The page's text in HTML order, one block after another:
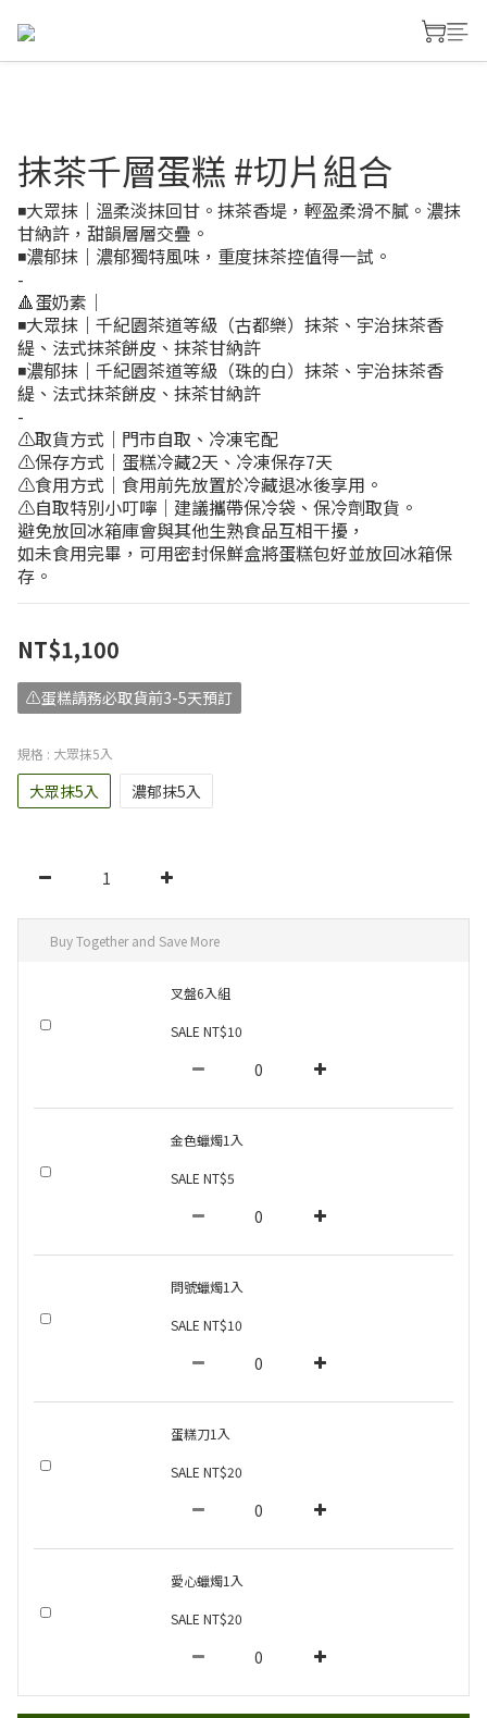
抹茶千層蛋糕 #切片組合
◾️大眾抹｜溫柔淡抹回甘。抹茶香堤，輕盈柔滑不膩。濃抹
甘納許，甜韻層層交疊。
◾️濃郁抹｜濃郁獨特風味，重度抹茶控值得一試。
-
🔺蛋奶素｜
◾️大眾抹｜千紀園茶道等級（古都樂）抹茶、宇治抹茶香
緹、法式抹茶餅皮、抹茶甘納許
◾️濃郁抹｜千紀園茶道等級（珠的白）抹茶、宇治抹茶香
緹、法式抹茶餅皮、抹茶甘納許
-
⚠️取貨方式｜門市自取、冷凍宅配
⚠️保存方式｜蛋糕冷藏2天、冷凍保存7天
⚠️食用方式｜食用前先放置於冷藏退冰後享用。
⚠️自取特別小叮嚀｜建議攜帶保冷袋、保冷劑取貨。
避免放回冰箱庫會與其他生熟食品互相干擾，
如未食用完畢，可用密封保鮮盒將蛋糕包好並放回冰箱保
存。
NT$1,100
⚠️蛋糕請務必取貨前3-5天預訂
規格 : 大眾抹5入
大眾抹5入 濃郁抹5入
Buy Together and Save More
叉盤6入組
SALE NT$10
金色蠟燭1入
SALE NT$5
問號蠟燭1入
SALE NT$10
蛋糕刀1入
SALE NT$20
愛心蠟燭1入
SALE NT$20